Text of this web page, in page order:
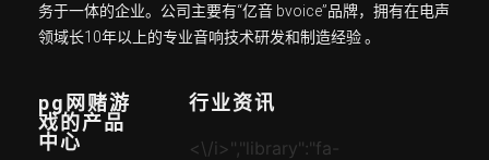
务于一体的企业。公司主要有“亿音 bvoice”品牌，拥有在电声
领域长10年以上的专业音响技术研发和制造经验 。
pg网赌游
戏的产品
中心
行业资讯
<\/i>","library":"fa-